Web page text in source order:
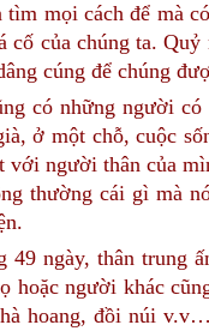
mọi cách để mà
cố của chúng ta.
cúng để chúng
có những người
ở một chỗ, cuộc
với người thân của
thường cái gì mà
49 ngày, thân trung
hoặc người khác
hoang, đồi núi